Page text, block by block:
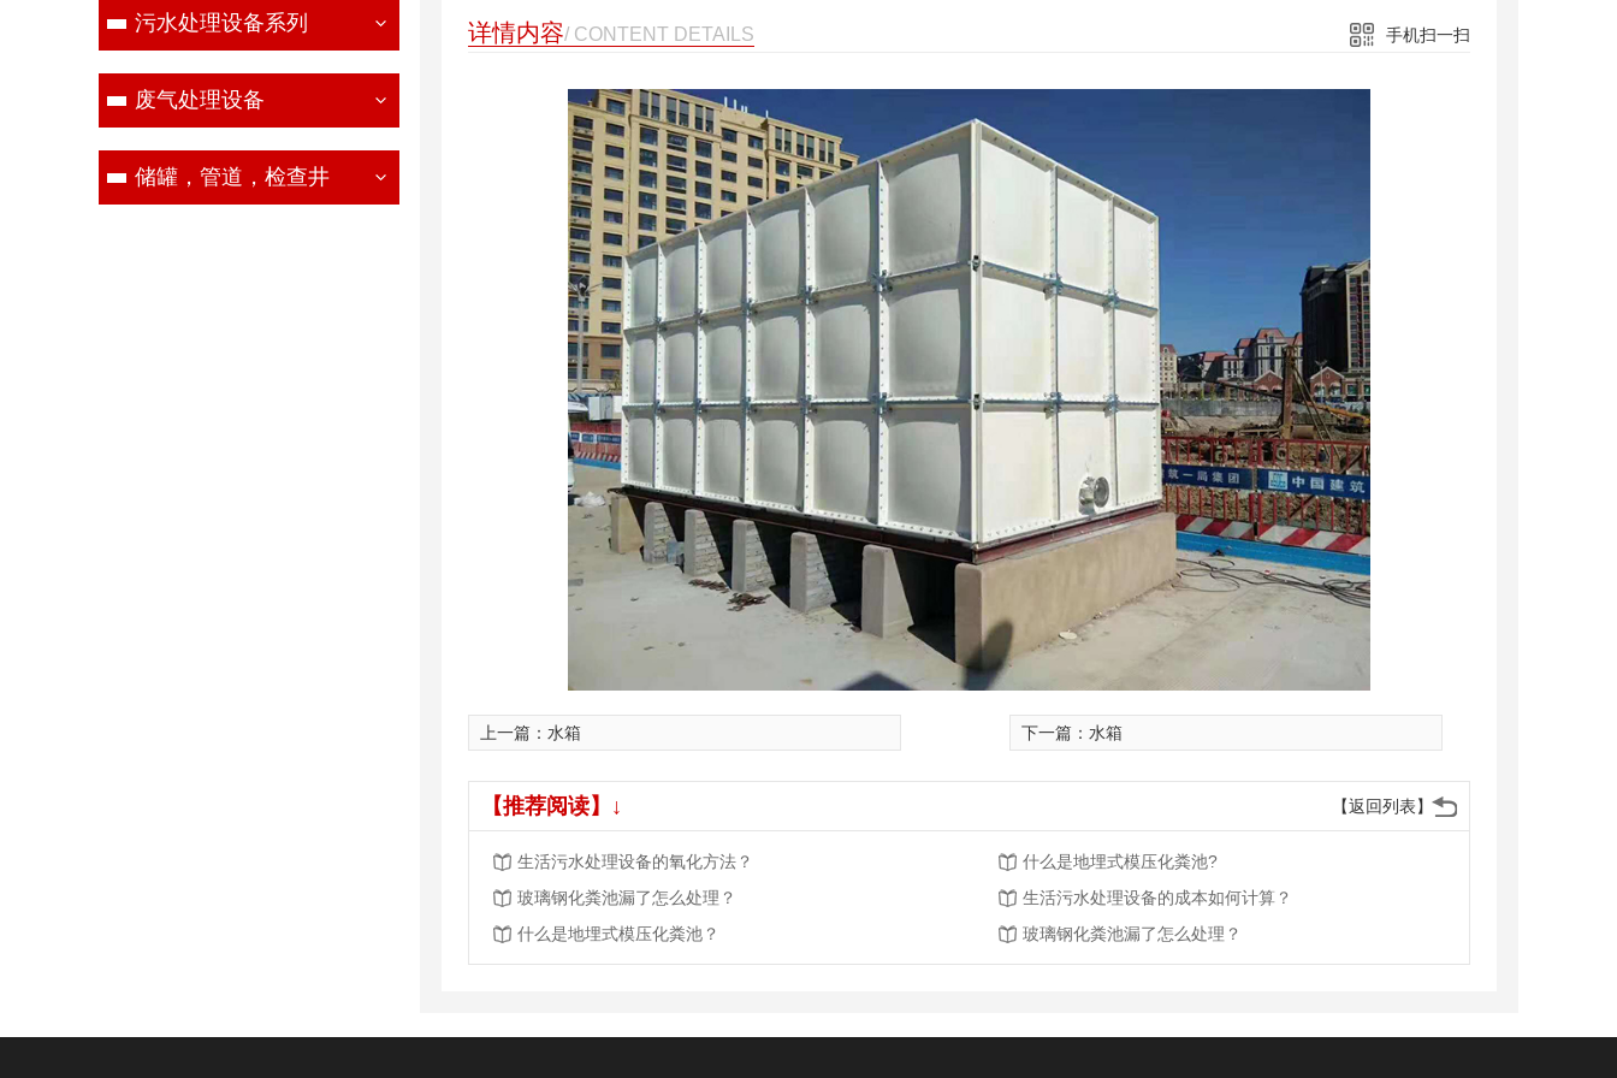
污水处理设备系列
废气处理设备
储罐，管道，检查井
详情内容/ CONTENT DETAILS 手机扫一扫
上一篇： 水箱 下一篇： 水箱
【返回列表】
【推荐阅读】↓
生活污水处理设备的氧化方法？
什么是地埋式模压化粪池?
玻璃钢化粪池漏了怎么处理？
生活污水处理设备的成本如何计算？
什么是地埋式模压化粪池？
玻璃钢化粪池漏了怎么处理？